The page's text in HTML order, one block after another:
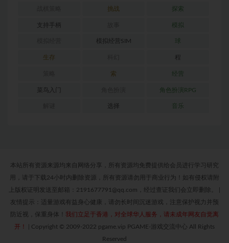
挑战 探索
支持手柄 模拟
模拟经营SIM 球
生存 程
索 经营
菜鸟入门 角色扮演RPG
选择 音乐
本站所有资源来源均来自网络分享，所有资源均免费提供给会员进行学习研究
用，请于下载24小时内删除资源，所有资源请勿用于商业行为！如有侵权请附
上版权证明发送至邮箱：2191677791@qq.com，经过查证我们会立即删除。
友情提示：适量游戏有益身心健康，请勿长时间沉迷游戏，注意保护视力并预
防近视，保重身体！ 我们立足于香港，对全球华人服务，请未成年网友自觉离
开！
Copyright © 2009-2022 pgame.vip PGAME-游戏交流中心 All Rights
Reserved